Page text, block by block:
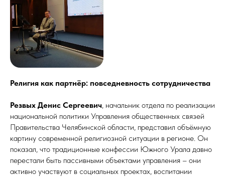
Религия как партнёр: повседневность сотрудничества
Резвых Денис Сергеевич, начальник отдела по реализации
национальной политики Управления общественных связей
Правительства Челябинской области, представил объёмную
картину современной религиозной ситуации в регионе. Он
показал, что традиционные конфессии Южного Урала давно
перестали быть пассивными объектами управления – они
активно участвуют в социальных проектах, воспитании